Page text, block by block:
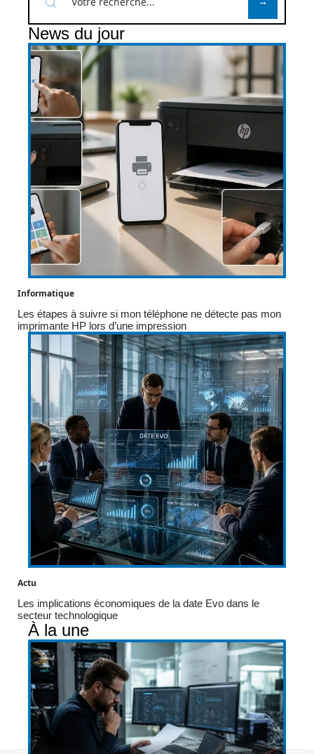
News du jour
Informatique
Les étapes à suivre si mon téléphone ne détecte pas mon
imprimante HP lors d’une impression
Actu
Les implications économiques de la date Evo dans le
secteur technologique
À la une